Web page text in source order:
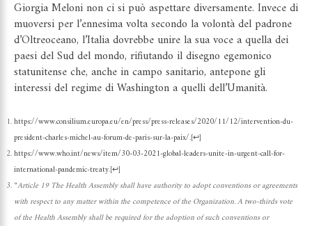
Giorgia Meloni non ci si può aspettare diversamente. Invece di
muoversi per l’ennesima volta secondo la volontà del padrone
d’Oltreoceano, l’Italia dovrebbe unire la sua voce a quella dei
paesi del Sud del mondo, rifiutando il disegno egemonico
statunitense che, anche in campo sanitario, antepone gli
interessi del regime di Washington a quelli dell’Umanità.
https://www.consilium.europa.eu/en/press/press-releases/2020/11/12/intervention-du-
president-charles-michel-au-forum-de-paris-sur-la-paix/.[↩]
https://www.who.int/news/item/30-03-2021-global-leaders-unite-in-urgent-call-for-
international-pandemic-treaty.[↩]
“Article 19 The Health Assembly shall have authority to adopt conventions or agreements
with respect to any matter within the competence of the Organization. A two-thirds vote
of the Health Assembly shall be required for the adoption of such conventions or